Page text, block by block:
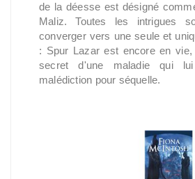
de la déesse est désigné
Maliz. Toutes les intrigues
converger vers une seule et
: Spur Lazar est encore en
secret d'une maladie qui
malédiction pour séquelle.